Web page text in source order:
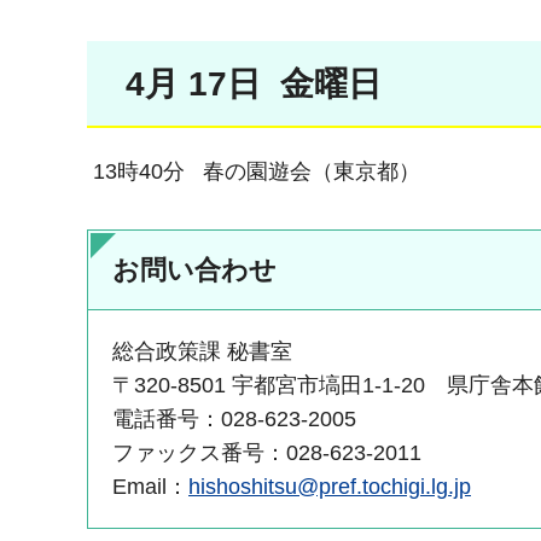
4月 17日 金曜日
13時40分 春の園遊会（東京都）
お問い合わせ
総合政策課 秘書室
〒320-8501 宇都宮市塙田1-1-20 県庁舎本
電話番号：028-623-2005
ファックス番号：028-623-2011
Email： hishoshitsu@pref.tochigi.lg.jp